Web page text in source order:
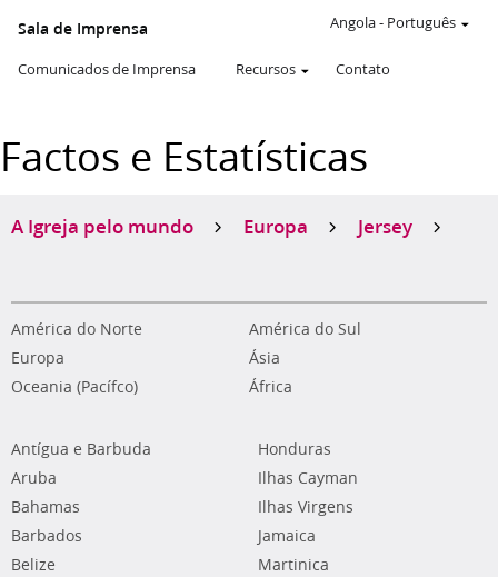
Sala de Imprensa
Comunicados de Imprensa Recursos Contato
Angola- Português
Factos e Estatísticas
A Igreja pelo mundo Europa Jersey
América do Norte
América do Sul
Europa
Ásia
Oceania (Pacífco)
África
Antígua e Barbuda
Aruba
Bahamas
Barbados
Belize
Honduras
Ilhas Cayman
Ilhas Virgens
Jamaica
Martinica